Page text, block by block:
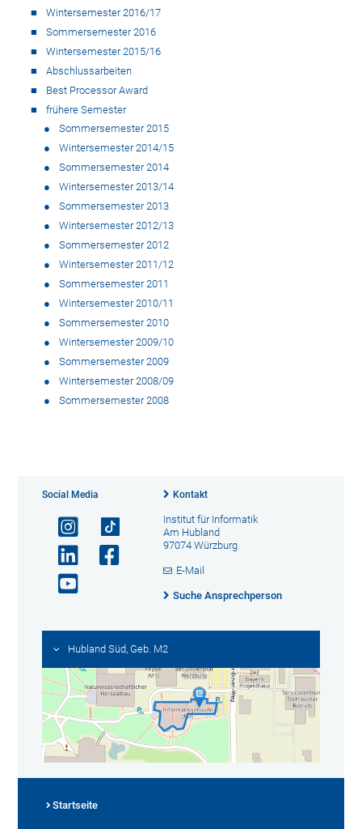
Wintersemester 2016/17
Sommersemester 2016
Wintersemester 2015/16
Abschlussarbeiten
Best Processor Award
frühere Semester
Sommersemester 2015
Wintersemester 2014/15
Sommersemester 2014
Wintersemester 2013/14
Sommersemester 2013
Wintersemester 2012/13
Sommersemester 2012
Wintersemester 2011/12
Sommersemester 2011
Wintersemester 2010/11
Sommersemester 2010
Wintersemester 2009/10
Sommersemester 2009
Wintersemester 2008/09
Sommersemester 2008
Social Media Kontakt
Institut für Informatik
Am Hubland
97074 Würzburg
E-Mail
Suche Ansprechperson
Hubland Süd, Geb. M2
Startseite